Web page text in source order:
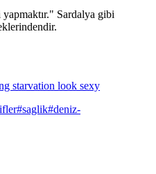
Sardalya gibi
starvation look sexy
#saglik#deniz-